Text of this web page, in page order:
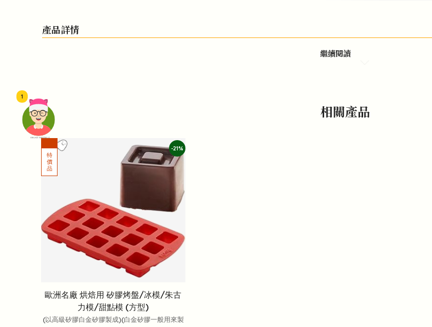
頭像生成器: 快樂家庭網上店
1
產品詳情
繼續閱讀
相關產品
-21%
歐洲名廠 烘焙用 矽膠烤盤/冰模/朱古
力模/甜點模 (方型)
(以高級矽膠白金矽膠製成)(白金矽膠一般用來製